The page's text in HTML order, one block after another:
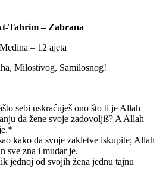
Tahrim – Zabrana
Medina – 12 ajeta
Milostivog, Samilosnog!
sebi uskraćuješ ono što ti je Allah
da žene svoje zadovoljiš? A Allah
kako da svoje zakletve iskupite; Allah
sve zna i mudar je.
jednoj od svojih žena jednu tajnu